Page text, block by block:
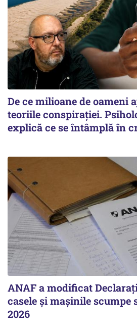
De ce milioane de oameni
teoriile conspirației.
explică ce se întâmplă în
ANAF a modificat
casele și mașinile scumpe
2026